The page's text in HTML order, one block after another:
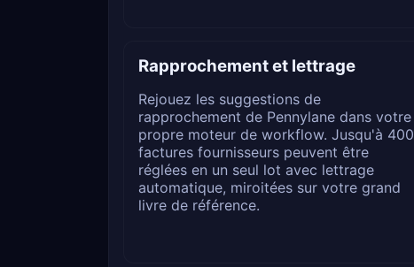
Rapprochement et lettrage
Rejouez les suggestions de
rapprochement de Pennylane dans votre
propre moteur de workflow. Jusqu'à 400
factures fournisseurs peuvent être
réglées en un seul lot avec lettrage
automatique, miroitées sur votre grand
livre de référence.